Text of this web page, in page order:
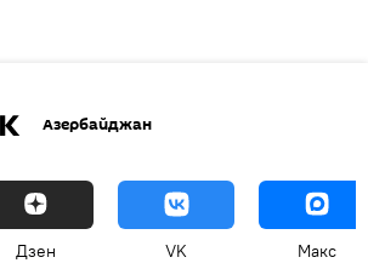
Азербайджан
Дзен VK Макс